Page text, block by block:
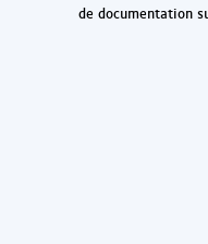
de documentation